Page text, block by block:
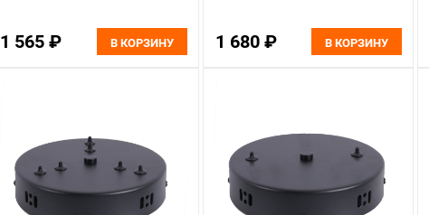
1 565 ₽ В КОРЗИНУ 1 680 ₽ В КОРЗИНУ